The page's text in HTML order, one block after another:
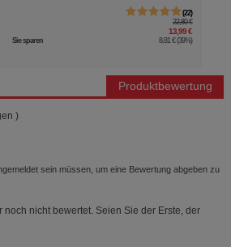
22
22,80 €
13,99 €
Sie sparen 8,81 € (39%)
Produktbewertung
)
sein müssen, um eine Bewertung abgeben zu
nicht bewertet. Seien Sie der Erste, der